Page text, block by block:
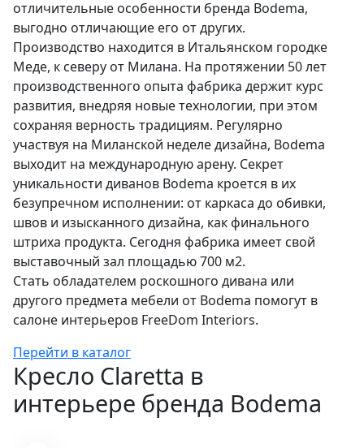
отличительные особенности бренда Bodema,
выгодно отличающие его от других.
Производство находится в Итальянском городке
Меде, к северу от Милана. На протяжении 50 лет
производственного опыта фабрика держит курс
развития, внедряя новые технологии, при этом
сохраняя верность традициям. Регулярно
участвуя на Миланской неделе дизайна, Bodema
выходит на международную арену. Секрет
уникальности диванов Bodema кроется в их
безупречном исполнении: от каркаса до обивки,
швов и изысканного дизайна, как финального
штриха продукта. Сегодня фабрика имеет свой
выставочный зал площадью 700 м2.
Стать обладателем роскошного дивана или
другого предмета мебели от Bodema помогут в
салоне интерьеров FreeDom Interiors.
Перейти в каталог
Кресло Claretta в
интерьере бренда Bodema